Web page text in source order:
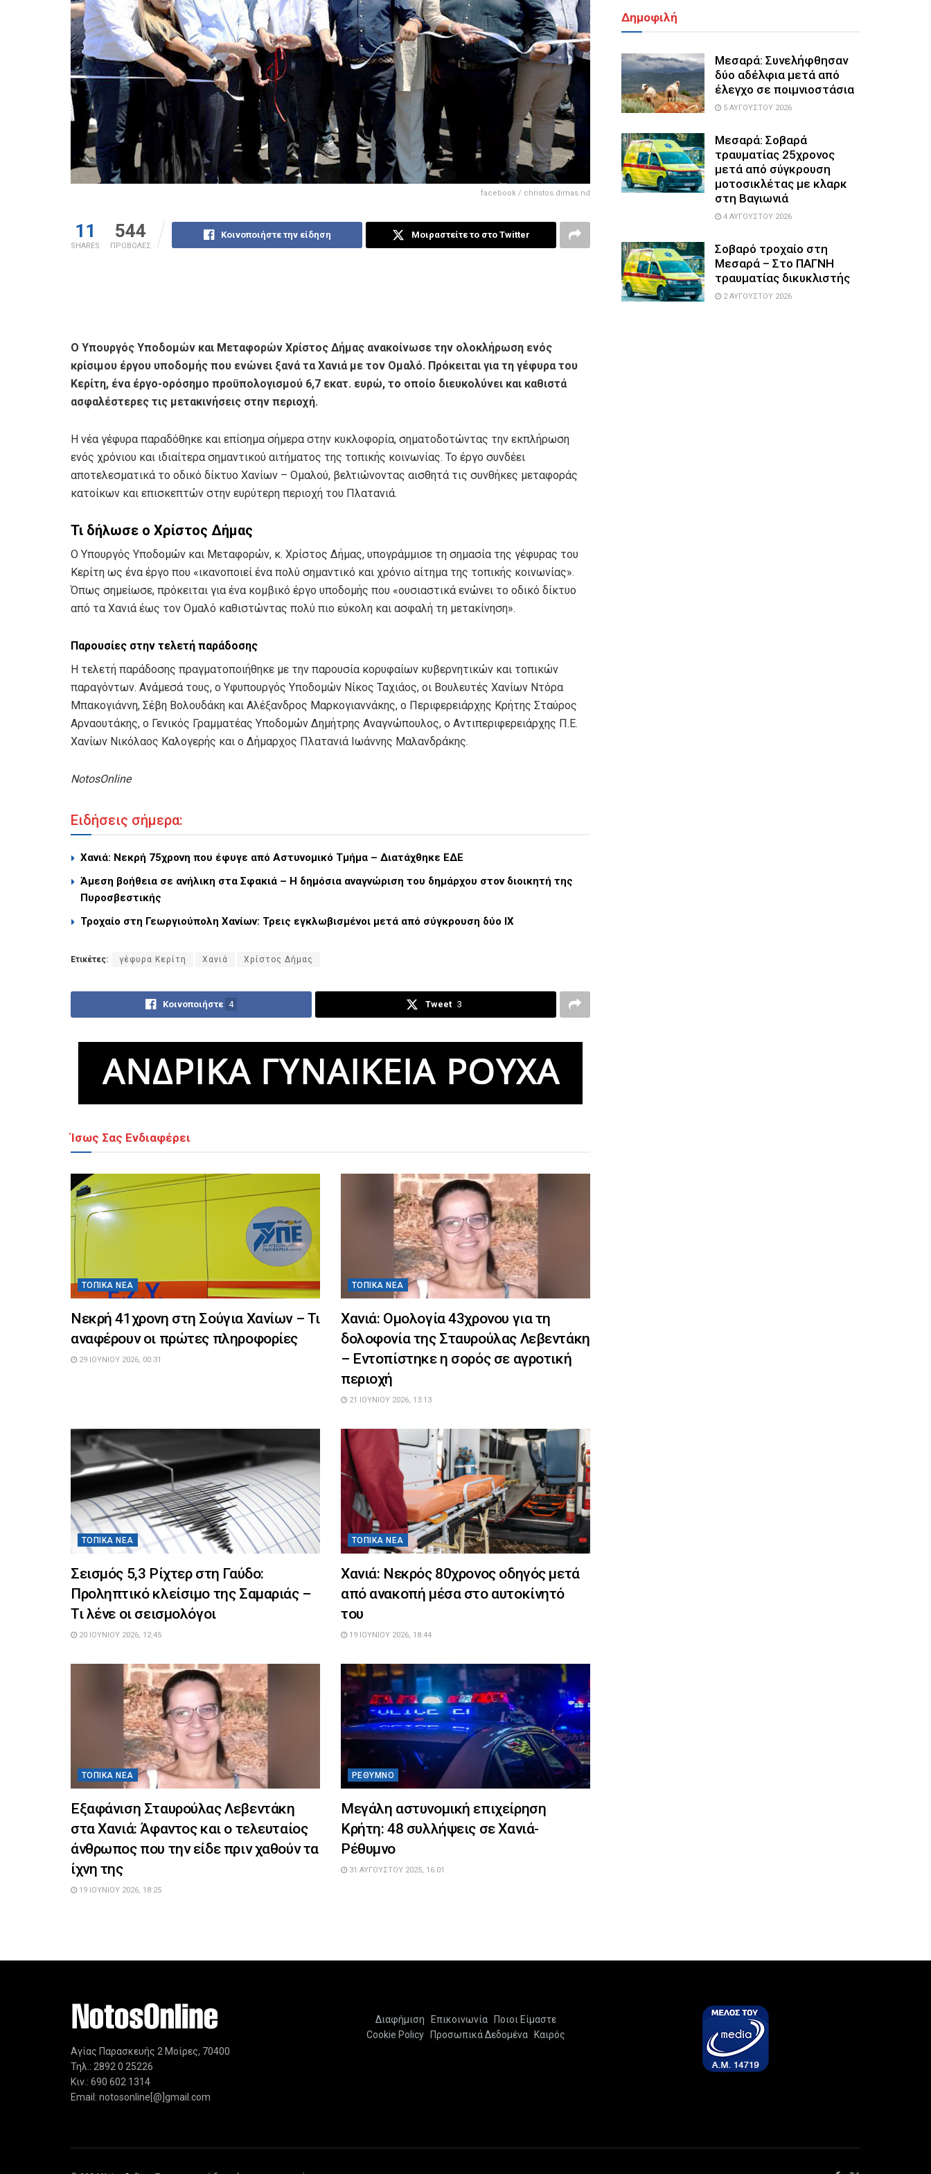
facebook / christos.dimas.nd
11
SHARES
544
ΠΡΟΒΟΛΕΣ
Κοινοποιήστε την είδηση Μοιραστείτε το στο Twitter
Ο Υπουργός Υποδομών και Μεταφορών Χρίστος Δήμας ανακοίνωσε την ολοκλήρωση ενός
κρίσιμου έργου υποδομής που ενώνει ξανά τα Χανιά με τον Ομαλό. Πρόκειται για τη γέφυρα του
Κερίτη, ένα έργο-ορόσημο προϋπολογισμού 6,7 εκατ. ευρώ, το οποίο διευκολύνει και καθιστά
ασφαλέστερες τις μετακινήσεις στην περιοχή.
Η νέα γέφυρα παραδόθηκε και επίσημα σήμερα στην κυκλοφορία, σηματοδοτώντας την εκπλήρωση
ενός χρόνιου και ιδιαίτερα σημαντικού αιτήματος της τοπικής κοινωνίας. Το έργο συνδέει
αποτελεσματικά το οδικό δίκτυο Χανίων – Ομαλού, βελτιώνοντας αισθητά τις συνθήκες μεταφοράς
κατοίκων και επισκεπτών στην ευρύτερη περιοχή του Πλατανιά.
Τι δήλωσε ο Χρίστος Δήμας
Ο Υπουργός Υποδομών και Μεταφορών, κ. Χρίστος Δήμας, υπογράμμισε τη σημασία της γέφυρας του
Κερίτη ως ένα έργο που «ικανοποιεί ένα πολύ σημαντικό και χρόνιο αίτημα της τοπικής κοινωνίας».
Όπως σημείωσε, πρόκειται για ένα κομβικό έργο υποδομής που «ουσιαστικά ενώνει το οδικό δίκτυο
από τα Χανιά έως τον Ομαλό καθιστώντας πολύ πιο εύκολη και ασφαλή τη μετακίνηση».
Παρουσίες στην τελετή παράδοσης
Η τελετή παράδοσης πραγματοποιήθηκε με την παρουσία κορυφαίων κυβερνητικών και τοπικών
παραγόντων. Ανάμεσά τους, ο Υφυπουργός Υποδομών Νίκος Ταχιάος, οι Βουλευτές Χανίων Ντόρα
Μπακογιάννη, Σέβη Βολουδάκη και Αλέξανδρος Μαρκογιαννάκης, ο Περιφερειάρχης Κρήτης Σταύρος
Αρναουτάκης, ο Γενικός Γραμματέας Υποδομών Δημήτρης Αναγνώπουλος, ο Αντιπεριφερειάρχης Π.Ε.
Χανίων Νικόλαος Καλογερής και ο Δήμαρχος Πλατανιά Ιωάννης Μαλανδράκης.
NotosOnline
Ειδήσεις σήμερα:
Χανιά: Νεκρή 75χρονη που έφυγε από Αστυνομικό Τμήμα – Διατάχθηκε ΕΔΕ
Άμεση βοήθεια σε ανήλικη στα Σφακιά – Η δημόσια αναγνώριση του δημάρχου στον διοικητή της
Πυροσβεστικής
Τροχαίο στη Γεωργιούπολη Χανίων: Τρεις εγκλωβισμένοι μετά από σύγκρουση δύο ΙΧ
Ετικέτες: γέφυρα Κερίτη Χανιά Χρίστος Δήμας
Κοινοποιήστε 4 Tweet 3
Ίσως Σας Ενδιαφέρει
ΤΟΠΙΚΆ ΝΈΑ
Νεκρή 41χρονη στη Σούγια Χανίων – Τι
αναφέρουν οι πρώτες πληροφορίες
29 ΙΟΥΝΊΟΥ 2026, 00:31
ΤΟΠΙΚΆ ΝΈΑ
Χανιά: Ομολογία 43χρονου για τη
δολοφονία της Σταυρούλας Λεβεντάκη
– Εντοπίστηκε η σορός σε αγροτική
περιοχή
21 ΙΟΥΝΊΟΥ 2026, 13:13
ΤΟΠΙΚΆ ΝΈΑ
Σεισμός 5,3 Ρίχτερ στη Γαύδο:
Προληπτικό κλείσιμο της Σαμαριάς –
Τι λένε οι σεισμολόγοι
20 ΙΟΥΝΊΟΥ 2026, 12:45
ΤΟΠΙΚΆ ΝΈΑ
Χανιά: Νεκρός 80χρονος οδηγός μετά
από ανακοπή μέσα στο αυτοκίνητό
του
19 ΙΟΥΝΊΟΥ 2026, 18:44
ΤΟΠΙΚΆ ΝΈΑ
Εξαφάνιση Σταυρούλας Λεβεντάκη
στα Χανιά: Άφαντος και ο τελευταίος
άνθρωπος που την είδε πριν χαθούν τα
ίχνη της
19 ΙΟΥΝΊΟΥ 2026, 18:25
ΡΈΘΥΜΝΟ
Μεγάλη αστυνομική επιχείρηση
Κρήτη: 48 συλλήψεις σε Χανιά-
Ρέθυμνο
31 ΑΥΓΟΎΣΤΟΥ 2025, 16:01
Δημοφιλή
Μεσαρά: Συνελήφθησαν
δύο αδέλφια μετά από
έλεγχο σε ποιμνιοστάσια
5 ΑΥΓΟΎΣΤΟΥ 2026
Μεσαρά: Σοβαρά
τραυματίας 25χρονος
μετά από σύγκρουση
μοτοσικλέτας με κλαρκ
στη Βαγιωνιά
4 ΑΥΓΟΎΣΤΟΥ 2026
Σοβαρό τροχαίο στη
Μεσαρά – Στο ΠΑΓΝΗ
τραυματίας δικυκλιστής
2 ΑΥΓΟΎΣΤΟΥ 2026
Αγίας Παρασκευής 2 Μοίρες, 70400
Τηλ.: 2892 0 25226
Κιν.: 690 602 1314
Email: notosonline[@]gmail.com
Διαφήμιση Επικοινωνία
Ποιοι Είμαστε
Cookie Policy
Προσωπικά Δεδομένα Καιρός